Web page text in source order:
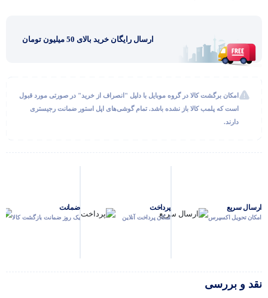
دارد
ظرفیت
ارسال رایگان خرید بالای 50 میلیون تومان
امکان برگشت کالا در گروه موبایل با دلیل "انصراف از خرید" در صورتی مورد قبول
است که پلمب کالا باز نشده باشد. تمام گوشی‌های اپل استور ضمانت رجیستری
دارند.
ارسال سریع
امکان تحویل اکسپرس
پرداخت
امکان پرداخت آنلاین
ضمانت
یک روز ضمانت بازگشت کالا
نقد و بررسی
در حال اتصال...